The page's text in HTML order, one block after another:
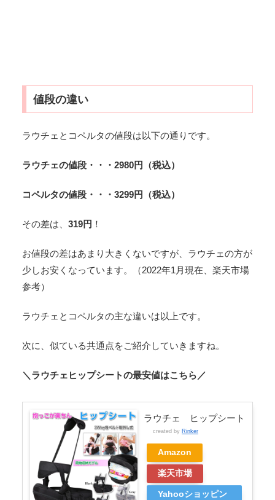
値段の違い
ラウチェとコペルタの値段は以下の通りです。
ラウチェの値段・・・2980円（税込）
コペルタの値段・・・3299円（税込）
その差は、 319円 ！
お値段の差はあまり大きくないですが、ラウチェの方が
少しお安くなっています。（2022年1月現在、楽天市場
参考）
ラウチェとコペルタの主な違いは以上です。
次に、似ている共通点をご紹介していきますね。
＼ラウチェヒップシートの最安値はこちら／
ラウチェ ヒップシート
created by Rinker
Amazon
楽天市場
Yahooショッピン